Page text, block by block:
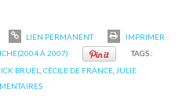
LIEN PERMANENT
IMPRIMER
À 2007)
TAGS :
BRUEL,CÉCILE DE FRANCE,JULIE